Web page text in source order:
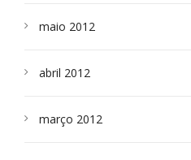
maio 2012
abril 2012
março 2012